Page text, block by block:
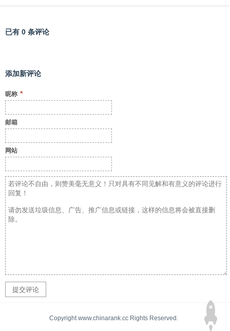
已有 0 条评论
添加新评论
昵称 *
邮箱
网站
Copyright www.chinarank.cc Rights Reserved.